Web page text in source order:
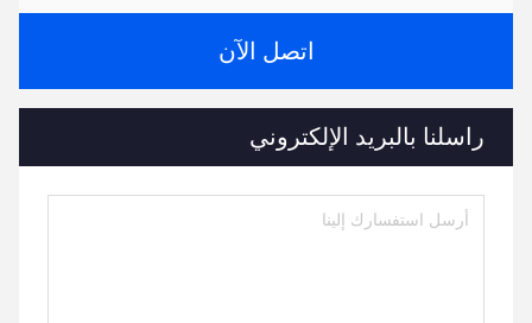
اتصل الآن
راسلنا بالبريد الإلكتروني